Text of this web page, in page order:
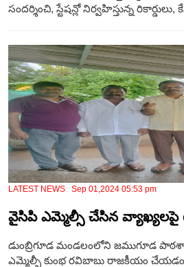
సందర్శించి, స్టేషన్లో నిర్వహిస్తున్న రికార్డులు,
LATEST NEWS Sep 01,2024 05:53 pm
వైసిపి ఎమ్మెల్సీ చేసిన వ్యాఖ్యలపై
డుంబ్రిగూడ మండలంలోని జముగూడ
ఎమ్మెల్సీ కుంభ రవిబాబు రాజకీయం